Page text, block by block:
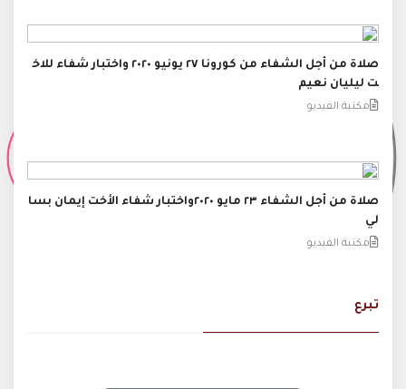
صلاة من أجل الشفاء من كورونا ٢٧ يونيو ٢٠٢٠ واختبار شفاء للاخ
ت ليليان نعيم
مكتبة الفيديو
صلاة من أجل الشفاء ٢٣ مايو ٢٠٢٠واختبار شفاء الأخت إيمان بسا
لي
مكتبة الفيديو
تبرع